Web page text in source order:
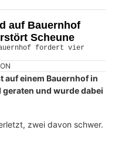
auf Bauernhof
Scheune
auf einem Bauernhof in
geraten und wurde dabei
zwei davon schwer.